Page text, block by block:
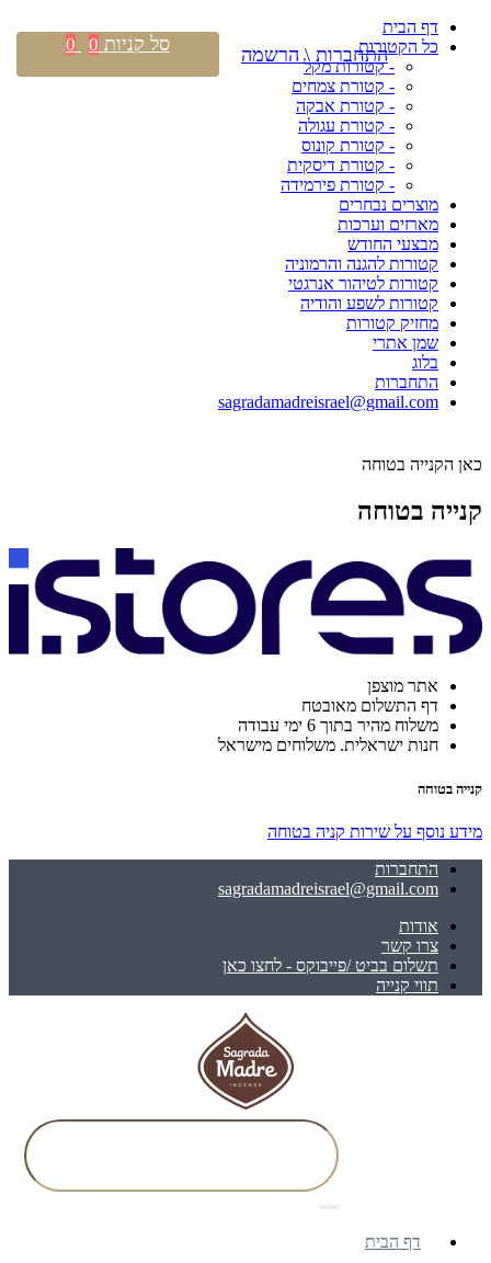
דף הבית
כל הקטורות
- קטורות מקל
- קטורת צמחים
- קטורת אבקה
- קטורת עגולה
- קטורת קונוס
- קטורת דיסקית
- קטורת פירמידה
מוצרים נבחרים
מארזים וערכות
מבצעי החודש
קטורות להגנה והרמוניה
קטורות לטיהור אנרגטי
קטורות לשפע והודיה
מחזיק קטורות
שמן אתרי
בלוג
התחברות
sagradamadreisrael@gmail.com
כאן הקנייה בטוחה
קנייה בטוחה
אתר מוצפן
דף התשלום מאובטח
משלוח מהיר בתוך 6 ימי עבודה
חנות ישראלית. משלוחים מישראל
קנייה בטוחה
מידע נוסף על שירות קניה בטוחה
התחברות
sagradamadreisrael@gmail.com
אודות
צרו קשר
תשלום בביט /פייבוקס - לחצו כאן
תווי קנייה
התחברות \ הרשמה סל קניות 0
0
דף הבית